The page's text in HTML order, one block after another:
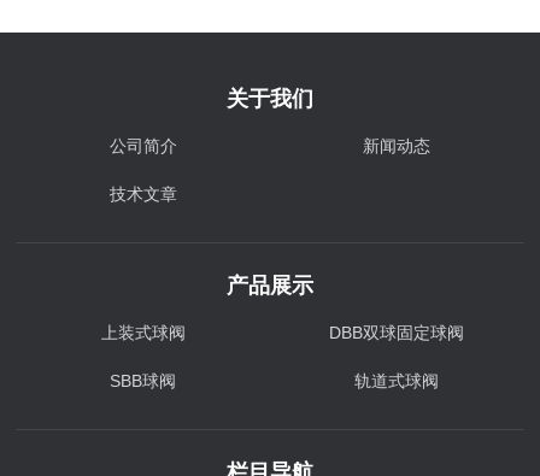
关于我们
公司简介 新闻动态
技术文章
产品展示
上装式球阀 DBB双球固定球阀
SBB球阀 轨道式球阀